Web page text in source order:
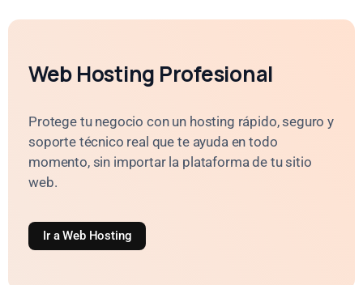
Web Hosting Profesional
Protege tu negocio con un hosting rápido, seguro y
soporte técnico real que te ayuda en todo
momento, sin importar la plataforma de tu sitio
web.
Ir a Web Hosting